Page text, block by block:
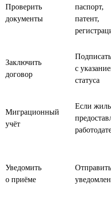
Проверить
документы
паспорт,
патент,
Заключить
договор
Подписать
с
статуса
Миграционный
учёт
Если
Уведомить
о приёме
Отправить